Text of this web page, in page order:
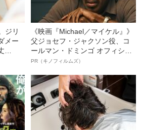
ジリ
メー
《映画『Michael／マイケル』》
父ジョセフ・ジャクソン役、コ
ールマン・ドミンゴ オフィシャ
ルインタビュー“観客を魅了した
語る”《日本興収70億円突破》
PR（キノフィルムズ）